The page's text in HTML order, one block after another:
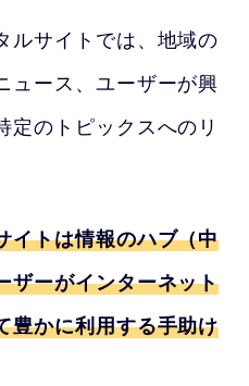
ルサイトでは、地域の
ュース、ユーザーが興
定のトピックスへのリ
イトは情報のハブ（中
ザーがインターネット
豊かに利用する手助け